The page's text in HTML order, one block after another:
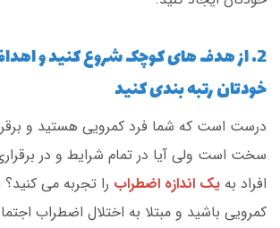
2. از هدف های کوچک شروع کنید و
خودتان رتبه بندی کنید
درست است که شما فرد کمرویی هستید و
سخت است ولی آیا در تمام شرایط و در
افراد به یک اندازه اضطراب را تجربه می
کمرویی باشید و مبتلا به اختلال اضطراب